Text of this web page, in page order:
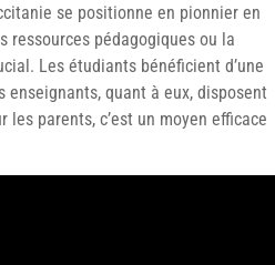
se positionne en pionnier en
ressources pédagogiques ou la
Les étudiants bénéficient d’une
quant à eux, disposent
parents, c’est un moyen efficace